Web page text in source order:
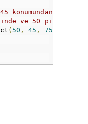
konumundan
ve 50 piksel
( 50 , 45 , 75